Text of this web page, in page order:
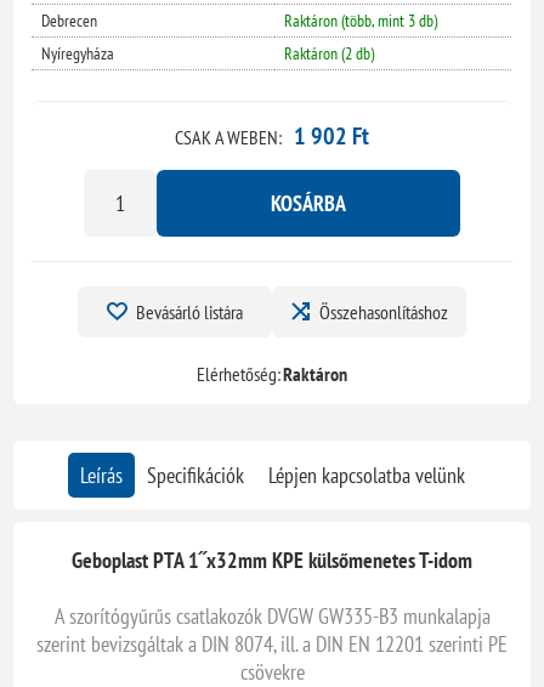
Debrecen
Raktáron (több, mint 3 db)
Nyíregyháza
Raktáron (2 db)
CSAK A WEBEN: 1 902 Ft
KOSÁRBA
Bevásárló listára Összehasonlításhoz
Elérhetőség:Raktáron
Leírás Specifikációk Lépjen kapcsolatba velünk
Geboplast PTA 1˝x32mm KPE külsőmenetes T-idom
A szorítógyűrűs csatlakozók DVGW GW335-B3 munkalapja
szerint bevizsgáltak a DIN 8074, ill. a DIN EN 12201 szerinti PE
csövekre